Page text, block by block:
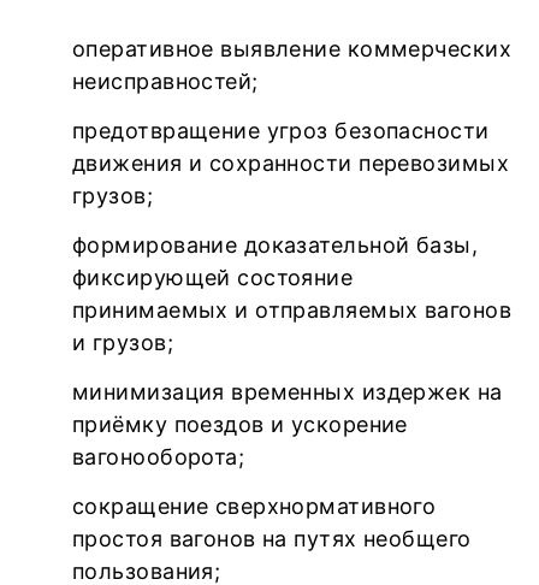
оперативное выявление коммерческих
неисправностей;
предотвращение угроз безопасности
движения и сохранности перевозимых
грузов;
формирование доказательной базы,
фиксирующей состояние
принимаемых и отправляемых вагонов
и грузов;
минимизация временных издержек на
приёмку поездов и ускорение
вагонооборота;
сокращение сверхнормативного
простоя вагонов на путях необщего
пользования;